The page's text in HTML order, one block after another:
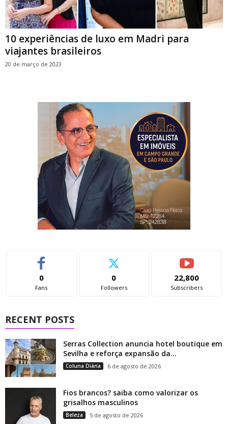
10 experiências de luxo em Madri para
viajantes brasileiros
20 de março de 2023
0
Fans
0
Followers
22,800
Subscribers
RECENT POSTS
Serras Collection anuncia hotel boutique em
Sevilha e reforça expansão da...
Coluna Diária 6 de agosto de 2026
Fios brancos? saiba como valorizar os
grisalhos masculinos
Beleza 5 de agosto de 2026